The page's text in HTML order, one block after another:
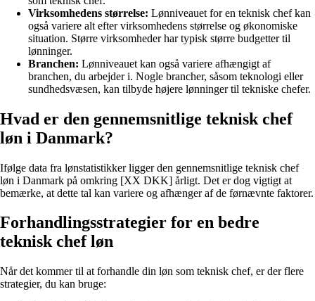
Virksomhedens størrelse: Lønniveauet for en teknisk chef kan
også variere alt efter virksomhedens størrelse og økonomiske
situation. Større virksomheder har typisk større budgetter til
lønninger.
Branchen: Lønniveauet kan også variere afhængigt af
branchen, du arbejder i. Nogle brancher, såsom teknologi eller
sundhedsvæsen, kan tilbyde højere lønninger til tekniske chefer.
Hvad er den gennemsnitlige teknisk chef
løn i Danmark?
Ifølge data fra lønstatistikker ligger den gennemsnitlige teknisk chef
løn i Danmark på omkring [XX DKK] årligt. Det er dog vigtigt at
bemærke, at dette tal kan variere og afhænger af de førnævnte faktorer.
Forhandlingsstrategier for en bedre
teknisk chef løn
Når det kommer til at forhandle din løn som teknisk chef, er der flere
strategier, du kan bruge: